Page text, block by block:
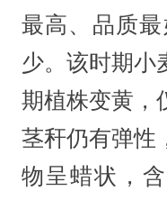
最高、品质
少。该时期小
期植株变黄，
茎秆仍有弹性
物呈蜡状，